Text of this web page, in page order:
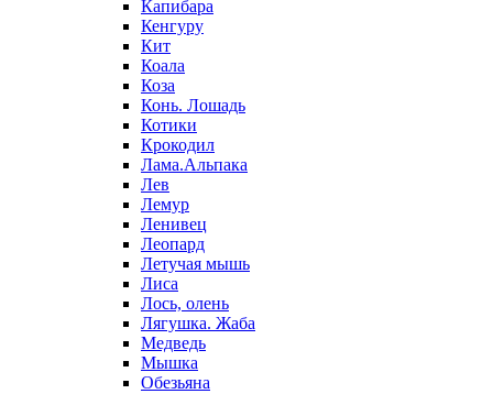
Капибара
Кенгуру
Кит
Коала
Коза
Конь. Лошадь
Котики
Крокодил
Лама.Альпака
Лев
Лемур
Ленивец
Леопард
Летучая мышь
Лиса
Лось, олень
Лягушка. Жаба
Медведь
Мышка
Обезьяна